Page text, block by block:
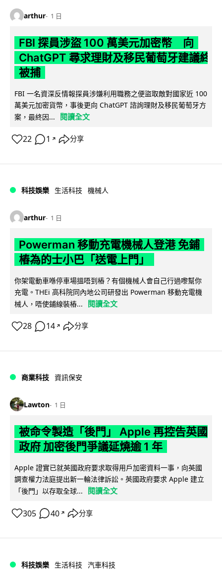
arthur 1 日
FBI 探員涉盜 100 萬美元加密幣 向
ChatGPT 尋求理財及移民葡萄牙建議終
被捕
FBI 一名資深反情報探員涉嫌利用職務之便盜取敵對國家近 100
萬美元加密貨幣，事後更向 ChatGPT 諮詢理財及移民葡萄牙方
案，最終因...
閱讀全文
22 1 ↗ 分享
科技娛樂 生活科技 機械人
arthur 1 日
Powerman 移動充電機械人登港 免鋪
樁為的士小巴「送電上門」
你架電動車喺停車場搵唔到樁？有個機械人會自己行過嚟幫你
充電。THEi 高科院同內地公司研發出 Powerman 移動充電機
械人，唔使鋪線裝樁...
閱讀全文
28 14 ↗ 分享
商業科技 資訊保安
Lawton 1 日
被命令製造「後門」 Apple 再控告英國
政府 加密後門爭議延燒逾 1 年
Apple 證實已就英國政府要求取得用戶加密資料一事，向英國
調查權力法庭提出新一輪法律訴訟。英國政府要求 Apple 建立
「後門」以存取全球...
閱讀全文
305 40 ↗ 分享
科技娛樂 生活科技 汽車科技